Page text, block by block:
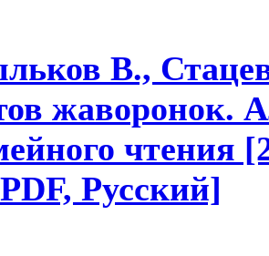
В.,
жаворонок.
чтения
Русский]